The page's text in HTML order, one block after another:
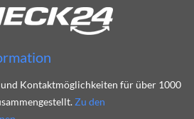
Kontaktmöglichkeiten für über 1000
Zu den